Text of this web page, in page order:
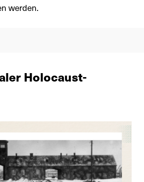
werden.
Holocaust-